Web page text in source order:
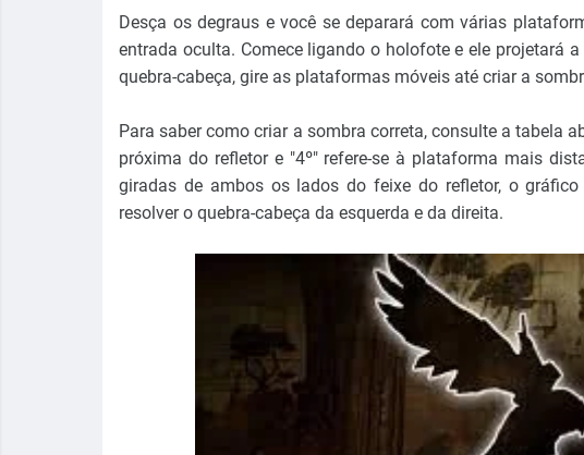
Desça os degraus e você se deparará com várias
entrada oculta. Comece ligando o holofote e ele projetará
quebra-cabeça, gire as plataformas móveis até criar a
Para saber como criar a sombra correta, consulte a tabela
próxima do refletor e "4º" refere-se à plataforma mais
giradas de ambos os lados do feixe do refletor, o
resolver o quebra-cabeça da esquerda e da direita.